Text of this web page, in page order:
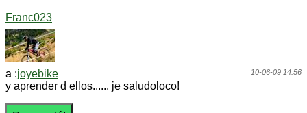
Franc023
10-06-09 14:56
a :joyebike
y aprender d ellos...... je saludoloco!